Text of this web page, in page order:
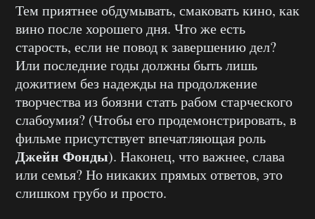
Тем приятнее обдумывать, смаковать кино, как
вино после хорошего дня. Что же есть
старость, если не повод к завершению дел?
Или последние годы должны быть лишь
дожитием без надежды на продолжение
творчества из боязни стать рабом старческого
слабоумия? (Чтобы его продемонстрировать, в
фильме присутствует впечатляющая роль
Джейн Фонды). Наконец, что важнее, слава
или семья? Но никаких прямых ответов, это
слишком грубо и просто.